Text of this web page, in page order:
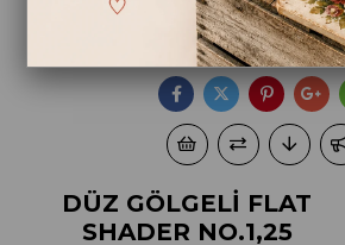
DÜZ GÖLGELİ FLAT
SHADER NO.1,25